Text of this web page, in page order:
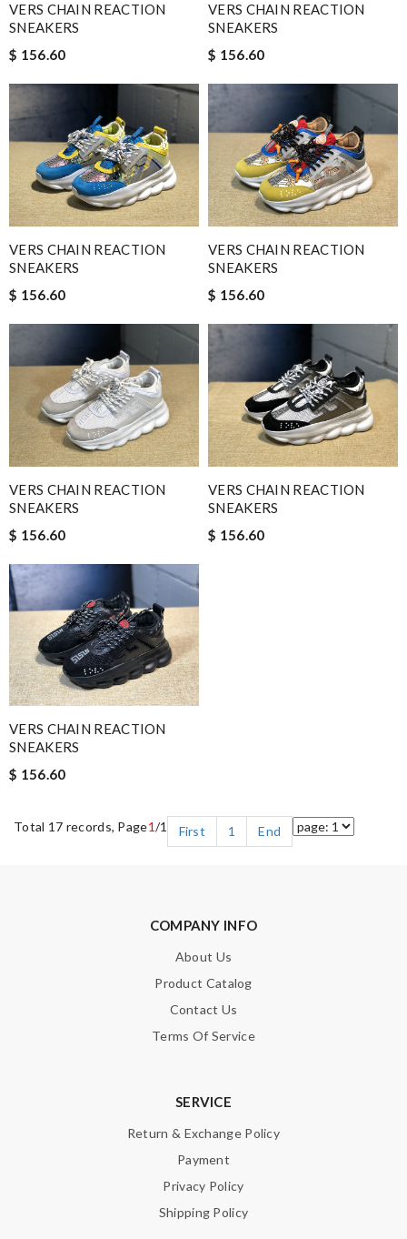
VERS CHAIN REACTION
SNEAKERS
$ 156.60
VERS CHAIN REACTION
SNEAKERS
$ 156.60
VERS CHAIN REACTION
SNEAKERS
$ 156.60
VERS CHAIN REACTION
SNEAKERS
$ 156.60
VERS CHAIN REACTION
SNEAKERS
$ 156.60
VERS CHAIN REACTION
SNEAKERS
$ 156.60
VERS CHAIN REACTION
SNEAKERS
$ 156.60
Total 17 records, Page1/1 First 1 End
COMPANY INFO
About Us
Product Catalog
Contact Us
Terms Of Service
SERVICE
Return & Exchange Policy
Payment
Privacy Policy
Shipping Policy